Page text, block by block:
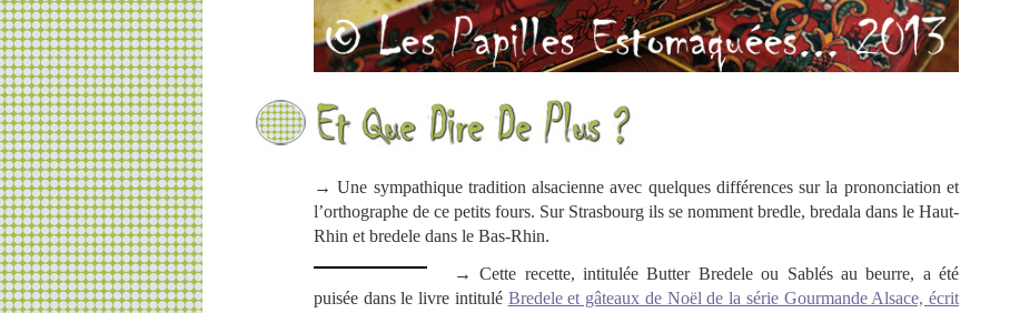
→ Une sympathique tradition alsacienne avec quelques différences sur la prononciation et
l’orthographe de ce petits fours. Sur Strasbourg ils se nomment bredle, bredala dans le Haut-
Rhin et bredele dans le Bas-Rhin.
→ Cette recette, intitulée Butter Bredele ou Sablés au beurre, a été
puisée dans le livre intitulé Bredele et gâteaux de Noël de la série Gourmande Alsace, écrit